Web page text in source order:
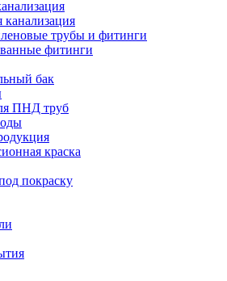
канализация
трубы и фитинги
фитинги
бак
ПНД труб
краска
покраску